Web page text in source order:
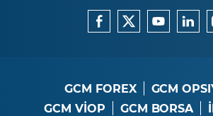
GCM FOREX
GCM
GCM VİOP
GCM BORSA